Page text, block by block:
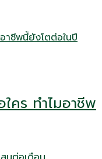
คร ทำไมอาชีพ